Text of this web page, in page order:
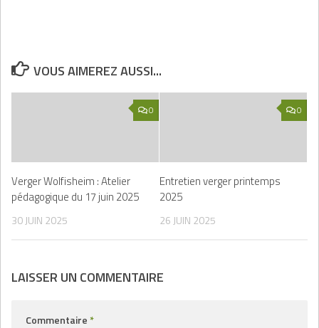
VOUS AIMEREZ AUSSI...
0
Verger Wolfisheim : Atelier
pédagogique du 17 juin 2025
30 JUIN 2025
0
Entretien verger printemps
2025
26 JUIN 2025
LAISSER UN COMMENTAIRE
Commentaire *